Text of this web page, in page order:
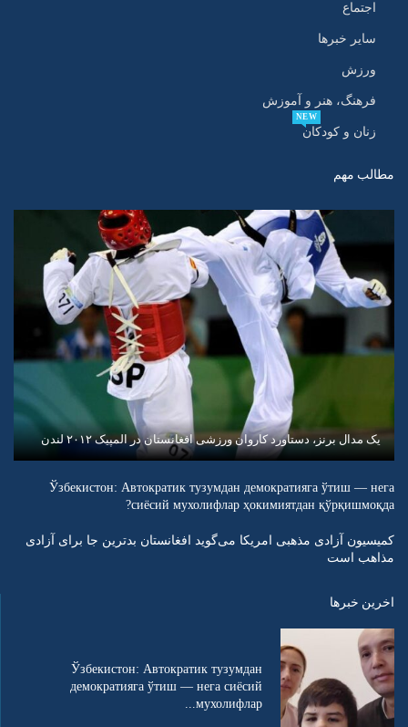
اجتماع
سایر خبرها
ورزش
فرهنگ، هنر و آموزش
زنان و کودکان
NEW
مطالب مهم
یک مدال برنز، دستاورد کاروان ورزشی افغانستان در المپیک ۲۰۱۲ لندن
Ўзбекистон: Автократик тузумдан демократияга ўтиш — нега
сиёсий мухолифлар ҳокимиятдан қўрқишмоқда?
کمیسیون آزادی مذهبی امریکا می‌گوید افغانستان بدترین جا برای آزادی
مذاهب است
اخرین خبرها
Ўзбекистон: Автократик тузумдан
демократияга ўтиш — нега сиёсий
мухолифлар...